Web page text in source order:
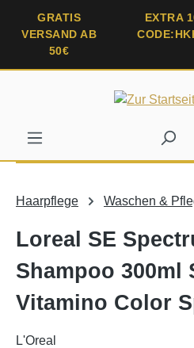
springen
GRATIS
VERSAND AB
50€
EXTRA
Haarpflege Waschen &
Loreal SE
Shampoo 300ml
Vitamino Color
L'Oreal